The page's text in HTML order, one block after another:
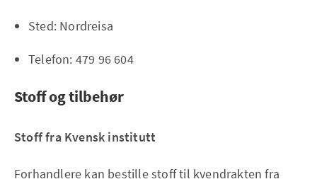
Sted: Nordreisa
Telefon: 479 96 604
Stoff og tilbehør
Stoff fra Kvensk institutt
Forhandlere kan bestille stoff til kvendrakten fra